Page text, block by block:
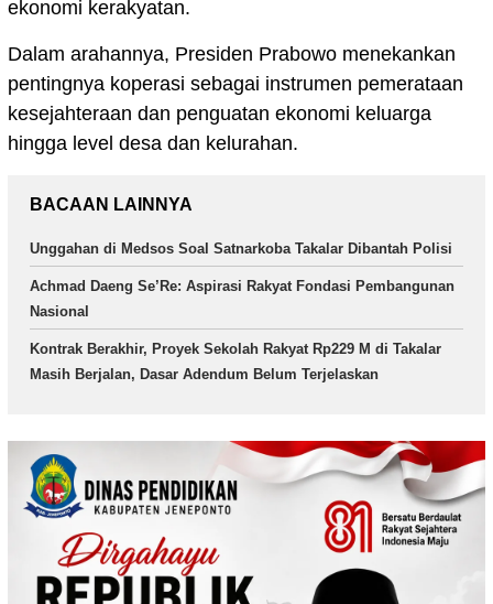
ekonomi kerakyatan.
Dalam arahannya, Presiden Prabowo menekankan
pentingnya koperasi sebagai instrumen pemerataan
kesejahteraan dan penguatan ekonomi keluarga
hingga level desa dan kelurahan.
BACAAN LAINNYA
Unggahan di Medsos Soal Satnarkoba Takalar Dibantah Polisi
Achmad Daeng Se’Re: Aspirasi Rakyat Fondasi Pembangunan
Nasional
Kontrak Berakhir, Proyek Sekolah Rakyat Rp229 M di Takalar
Masih Berjalan, Dasar Adendum Belum Terjelaskan